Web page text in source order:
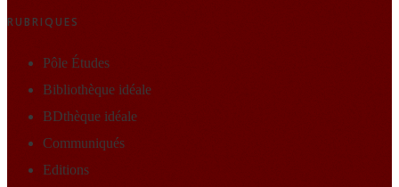
RUBRIQUES
Pôle Études
Bibliothèque idéale
BDthèque idéale
Communiqués
Editions